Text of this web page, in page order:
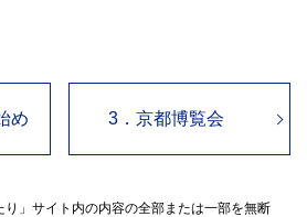
3．京都博覧会
め
り」サイト内の内容の全部または一部を無断